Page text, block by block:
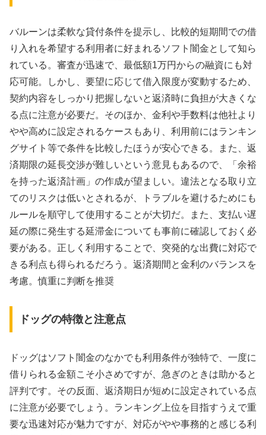
バルーンは柔軟な貸付条件を提示し、比較的短期間での借
り入れを希望する利用者に好まれるソフト闇金として知ら
れている。審査が迅速で、最低額1万円からの融資にも対
応可能。しかし、要望に応じて借入限度が変動するため、
契約内容をしっかり把握しないと返済時に負担が大きくな
る点に注意が必要だ。そのほか、金利や手数料は他社より
やや高めに設定されるケースもあり、利用前にはランキン
グサイト等で条件を比較したほうが安心できる。また、返
済期限の延長交渉が難しいという意見もあるので、「余裕
を持った返済計画」の作成が望ましい。違法となる取り立
てのリスクは低いとされるが、トラブルを避けるためにも
ルールを順守して使用することが大切だ。また、支払い遅
延の際に発生する延滞金についても事前に確認しておく必
要がある。正しく利用することで、突発的な出費に対応で
きる利点も得られるだろう。返済期間と金利のバランスを
考慮。慎重に判断を推奨
ドッグの特徴と注意点
ドッグはソフト闇金のなかでも利用条件が独特で、一度に
借りられる金額こそ小さめですが、急ぎのときは助かると
評判です。その反面、返済期日が短めに設定されている点
に注意が必要でしょう。ランキング上位を目指すうえで重
要な迅速対応が魅力ですが、対応がやや事務的と感じる利